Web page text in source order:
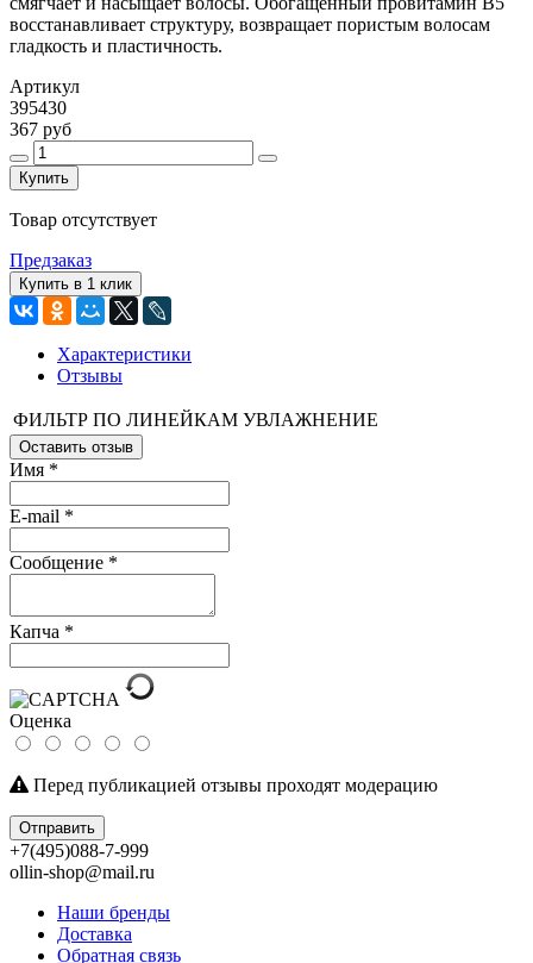
восстанавливает структуру, возвращает пористым волосам
гладкость и пластичность.
Артикул
395430
367 руб
Купить
Товар отсутствует
Предзаказ
Купить в 1 клик
Характеристики
Отзывы
ФИЛЬТР ПО ЛИНЕЙКАМ УВЛАЖНЕНИЕ
Оставить отзыв
Имя *
E-mail *
Сообщение *
Капча *
Оценка
Перед публикацией отзывы проходят модерацию
Отправить
+7(495)088-7-999
ollin-shop@mail.ru
Наши бренды
Доставка
Обратная связь